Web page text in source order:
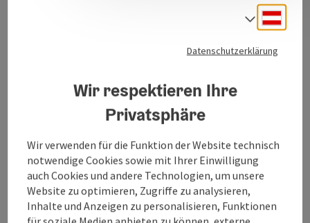
Über den Goderbauernberg geht es zum Schaubach.
Von dort ansteigend Richtung Rödt. Weiter durch den
Streckenverlauf führt bergab Richtung Dopplhub,
daraufhin den Schaubach querend zurück nach
Magetsham.
Datenschutzerklärung
Wir respektieren Ihre
Privatsphäre
Wir verwenden für die Funktion der Website technisch
notwendige Cookies sowie mit Ihrer Einwilligung
auch Cookies und andere Technologien, um unsere
Website zu optimieren, Zugriffe zu analysieren,
Inhalte und Anzeigen zu personalisieren, Funktionen